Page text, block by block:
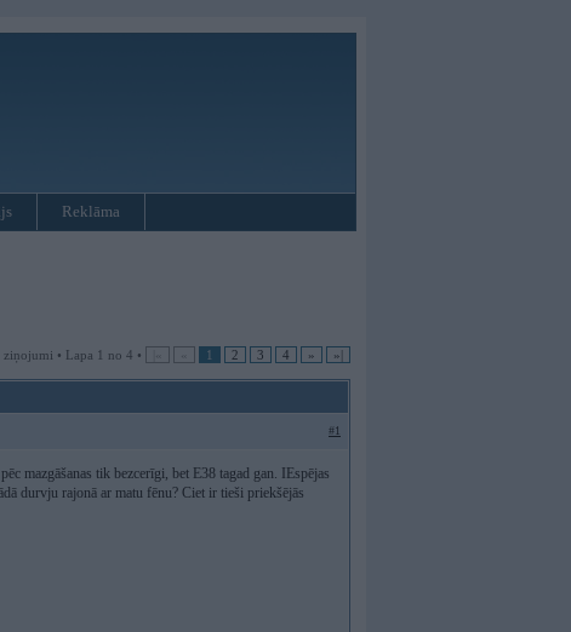
Reklāma
ziņojumi • Lapa 1 no 4 • |« « 1 2 3 4 » »|
#1
mazgāšanas tik bezcerīgi, bet E38 tagad gan. IEspējas
durvju rajonā ar matu fēnu? Ciet ir tieši priekšējās